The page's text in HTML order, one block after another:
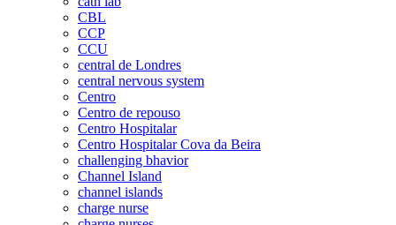
CBL
CCP
CCU
central de Londres
central nervous system
Centro
Centro de repouso
Centro Hospitalar
Centro Hospitalar Cova da Beira
challenging bhavior
Channel Island
channel islands
charge nurse